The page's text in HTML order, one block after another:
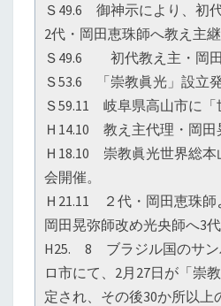
Ｓ49.6 御神示により、初
2代・岡田恵珠師へ教え主継
Ｓ49.6 初代教え主・岡田
Ｓ53.6 「崇教眞光」設立発
Ｓ59.11 岐阜県高山市に「
Ｈ14.10 教え主代理・岡田
Ｈ18.10 崇教眞光世界総本
会開催。
Ｈ21.11 ２代・岡田恵珠師
岡田晃弥師改め光央師へ3代
H25. 8 ブラジル国のサン
ロ市にて、2月27日が「崇
定され、その後30か所以上